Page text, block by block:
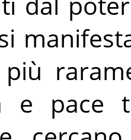
e pace